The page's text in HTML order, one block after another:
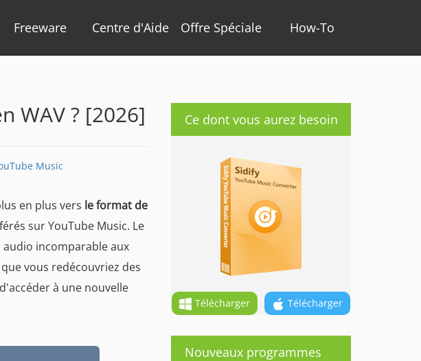
Freeware Centre d'Aide Offre Spéciale How-To
WAV ? [2026]
Music
en plus vers le format de
sur YouTube Music. Le
incomparable aux
vous redécouvriez des
à une nouvelle
Ce dont vous aurez besoin
Télécharger Télécharger
Nouveaux programmes